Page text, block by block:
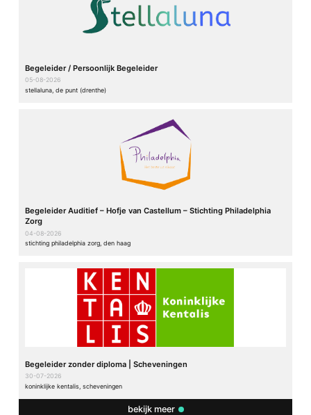
Begeleider / Persoonlijk Begeleider
05-08-2026
stellaluna, de punt (drenthe)
Begeleider Auditief – Hofje van Castellum – Stichting Philadelphia
Zorg
04-08-2026
stichting philadelphia zorg, den haag
Begeleider zonder diploma | Scheveningen
30-07-2026
koninklijke kentalis, scheveningen
bekijk meer